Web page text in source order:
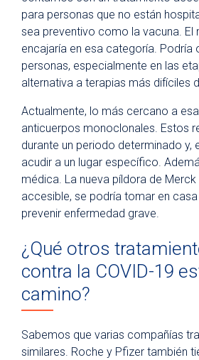
para personas que no están
sea preventivo como la vacuna. El
encajaría en esa categoría. Podría
personas, especialmente en las
alternativa a terapias más difíciles
Actualmente, lo más cercano a
anticuerpos monoclonales. Estos
durante un periodo determinado y,
acudir a un lugar específico.
médica. La nueva píldora de
accesible, se podría tomar en
prevenir enfermedad grave.
¿Qué otros
contra la COVID-19
camino?
Sabemos que varias compañías
similares. Roche y Pfizer también